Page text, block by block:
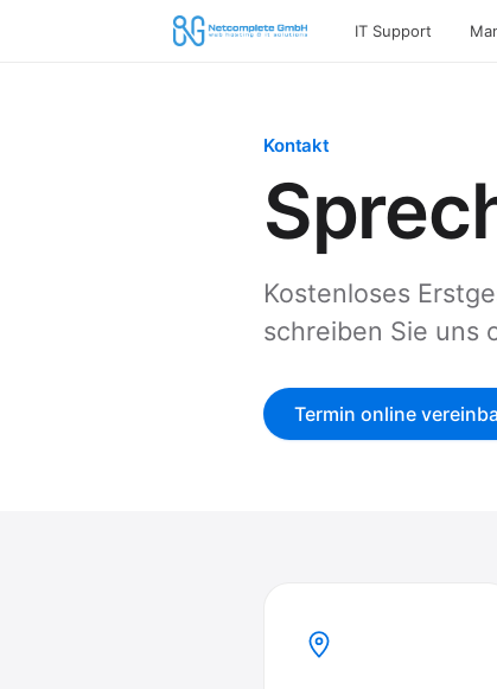
IT Support
Kontakt
Kostenloses
schreiben Sie uns
Termin online